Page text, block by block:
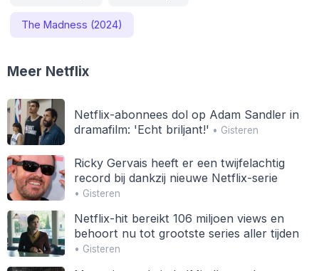
The Madness (2024)
Meer Netflix
Netflix-abonnees dol op Adam Sandler in
dramafilm: 'Echt briljant!' • Gisteren
Ricky Gervais heeft er een twijfelachtig
record bij dankzij nieuwe Netflix-serie
• Gisteren
Netflix-hit bereikt 106 miljoen views en
behoort nu tot grootste series aller tijden
• Gisteren